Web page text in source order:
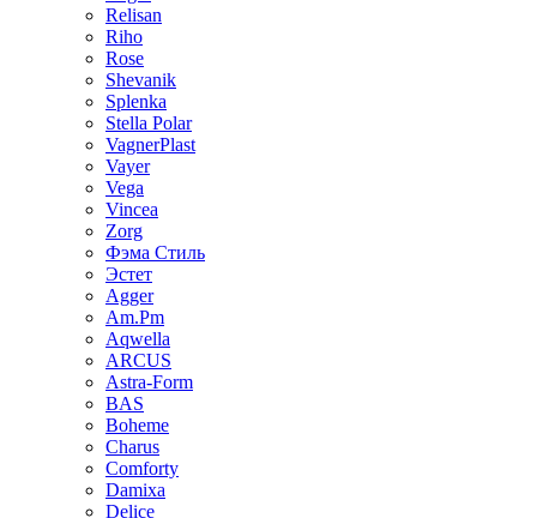
Relisan
Riho
Rose
Shevanik
Splenka
Stella Polar
VagnerPlast
Vayer
Vega
Vincea
Zorg
Фэма Стиль
Эстет
Agger
Am.Pm
Aqwella
ARCUS
Astra-Form
BAS
Boheme
Charus
Comforty
Damixa
Delice